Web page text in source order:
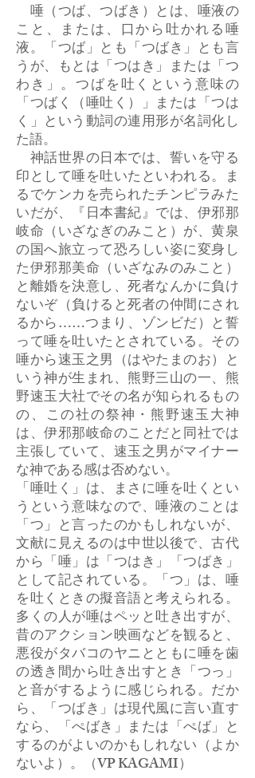
唾（つば、つばき）とは、唾液の
こと、または、口から吐かれる唾
液。「つば」とも「つばき」とも言
うが、もとは「つはき」または「つ
わき」。つばを吐くという意味の
「つばく（唾吐く）」または「つは
く」という動詞の連用形が名詞化し
た語。
神話世界の日本では、誓いを守る
印として唾を吐いたといわれる。ま
るでケンカを売られたチンピラみた
いだが、『日本書紀』では、伊邪那
岐命（いざなぎのみこと）が、黄泉
の国へ旅立って恐ろしい姿に変身し
た伊邪那美命（いざなみのみこと）
と離婚を決意し、死者なんかに負け
ないぞ（負けると死者の仲間にされ
るから……つまり、ゾンビだ）と誓
って唾を吐いたとされている。その
唾から速玉之男（はやたまのお）と
いう神が生まれ、熊野三山の一、熊
野速玉大社でその名が知られるもの
の、この社の祭神・熊野速玉大神
は、伊邪那岐命のことだと同社では
主張していて、速玉之男がマイナー
な神である感は否めない。
「唾吐く」は、まさに唾を吐くとい
うという意味なので、唾液のことは
「つ」と言ったのかもしれないが、
文献に見えるのは中世以後で、古代
から「唾」は「つはき」「つばき」
として記されている。「つ」は、唾
を吐くときの擬音語と考えられる。
多くの人が唾はペッと吐き出すが、
昔のアクション映画などを観ると、
悪役がタバコのヤニとともに唾を歯
の透き間から吐き出すとき「つっ」
と音がするように感じられる。だか
ら、「つばき」は現代風に言い直す
なら、「ぺばき」または「ぺば」と
するのがよいのかもしれない（よか
ないよ）。（VP KAGAMI）